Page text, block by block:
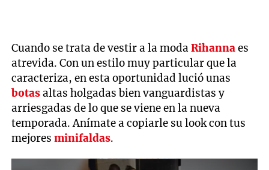
Cuando se trata de vestir a la moda Rihannaes
atrevida. Con un estilo muy particular que la
caracteriza, en esta oportunidad lució unas
botasaltas holgadas bien vanguardistas y
arriesgadas de lo que se viene en la nueva
temporada. Anímate a copiarle su look con tus
mejoresminifaldas.